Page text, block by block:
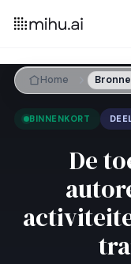
Home
BINNENKORT
De